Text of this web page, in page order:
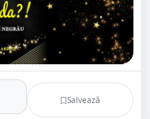
Salvează